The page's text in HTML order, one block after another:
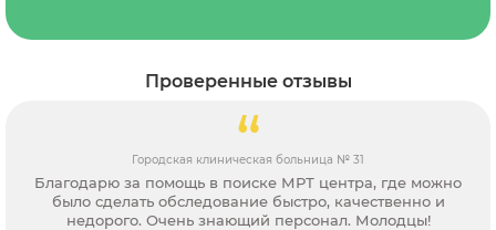
диагностических центрах платной является
рентгенологическую пленку.
Проверенные отзывы
Городская клиническая больница № 31
Благодарю за помощь в поиске МРТ центра, где можно
было сделать обследование быстро, качественно и
недорого. Очень знающий персонал. Молодцы!